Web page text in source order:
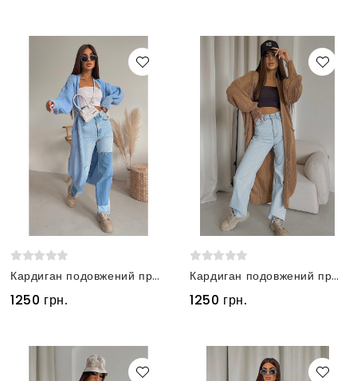
Кардиган подовжений прямого крою з кишенями блакитний
1250 грн.
Кардиган подовжений прямого крою з кишенями карамельний
1250 грн.